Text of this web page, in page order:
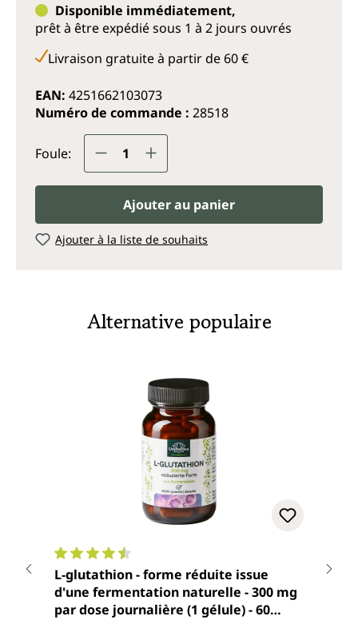
Disponible immédiatement,
prêt à être expédié sous 1 à 2 jours ouvrés
Livraison gratuite à partir de 60 €
EAN: 4251662103073
Numéro de commande : 28518
Foule: Quantité de produit : Entrez la
Ajouter au panier
Ajouter à la liste de souhaits
Alternative populaire
Note moyenne de 4.4 sur 5 étoiles
L‑glutathion - forme réduite issue
d'une fermentation naturelle - 300 mg
par dose journalière (1 gélule) - 60
Lot